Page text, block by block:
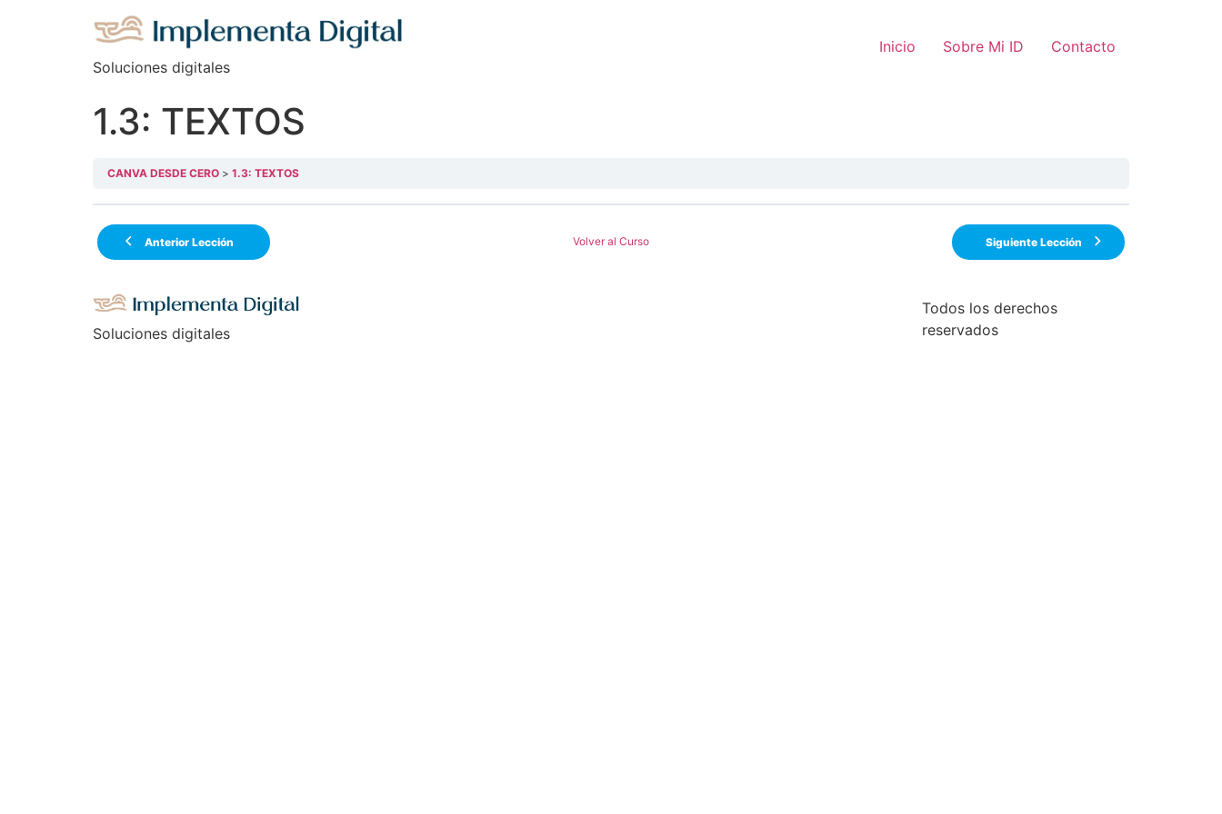
Soluciones digitales
Inicio Sobre Mi ID Contacto
1.3: TEXTOS
CANVA DESDE CERO 1.3: TEXTOS
Anterior Lección Volver al Curso Siguiente Lección
Soluciones digitales
Todos los derechos
reservados